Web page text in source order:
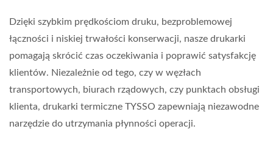
Dzięki szybkim prędkościom druku, bezproblemowej
łączności i niskiej trwałości konserwacji, nasze drukarki
pomagają skrócić czas oczekiwania i poprawić satysfakcję
klientów. Niezależnie od tego, czy w węzłach
transportowych, biurach rządowych, czy punktach obsługi
klienta, drukarki termiczne TYSSO zapewniają niezawodne
narzędzie do utrzymania płynności operacji.